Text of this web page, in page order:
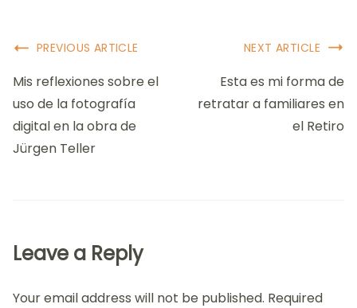
Post
Navigation
PREVIOUS ARTICLE
Mis reflexiones sobre el
uso de la fotografía
digital en la obra de
Jürgen Teller
NEXT ARTICLE
Esta es mi forma de
retratar a familiares en
el Retiro
Leave a Reply
Your email address will not be published. Required